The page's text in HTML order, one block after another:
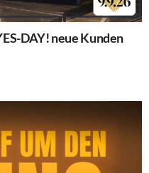
DAY! neue Kunden